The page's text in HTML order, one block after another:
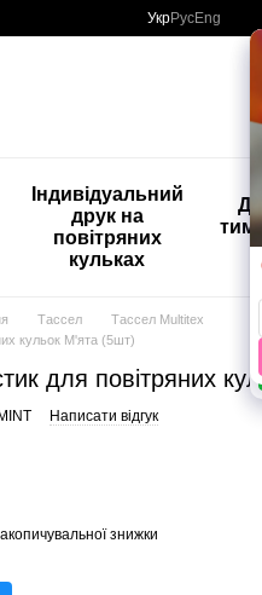
УкрРусEng
Індивідуальний
друк на
повітряних
кульках
Тассел
Тассел Multitex
кульок М'ята (5шт)
для повітряних
Написати відгук
знижки